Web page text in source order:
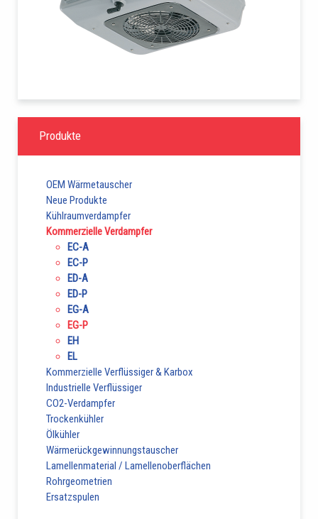
Produkte
OEM Wärmetauscher
Neue Produkte
Kühlraumverdampfer
Kommerzielle Verdampfer
EC-A
EC-P
ED-A
ED-P
EG-A
EG-P
EH
EL
Kommerzielle Verflüssiger & Karbox
Industrielle Verflüssiger
CO2-Verdampfer
Trockenkühler
Ölkühler
Wärmerückgewinnungstauscher
Lamellenmaterial / Lamellenoberflächen
Rohrgeometrien
Ersatzspulen